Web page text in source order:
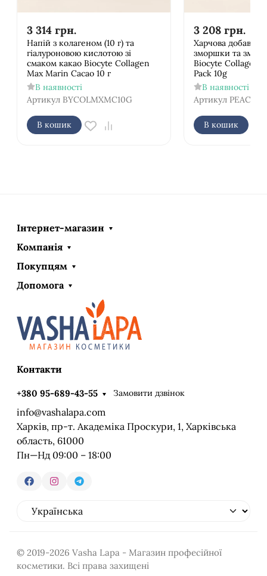
3 314 грн.
Напій з колагеном (10 г) та
гіалуроновою кислотою зі
смаком какао Biocyte Collagen
Max Marin Cacao 10 г
В наявності
Артикул BYCOLMXMC10G
В кошик
3 208 грн.
Харчова добавка
зморшки та
Biocyte Collagen
Pack 10g
В наявності
Артикул
В кошик
Інтернет-магазин
Компанія
Покупцям
Допомога
Контакти
+380 95-689-43-55 Замовити дзвінок
info@vashalapa.com
Харків, пр-т. Академіка Проскури, 1, Харківська
область, 61000
Пн—Нд 09:00 – 18:00
© 2019-2026 Vasha Lapa - Магазин професійної
косметики. Всі права захищені